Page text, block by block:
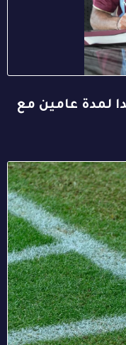
لمدة عامين مع